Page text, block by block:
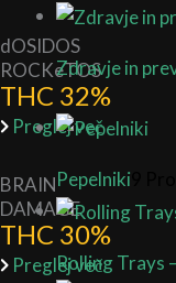
Zdravje in
Pepelniki
Rolling Trays
dOSIDOS
ROCKeTOS
THC 32%
Preglej več
BRAIN
DAMAGE
THC 30%
Preglej več